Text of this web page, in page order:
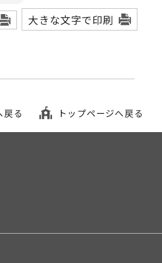
大きな文字で印刷
戻る トップページへ戻る